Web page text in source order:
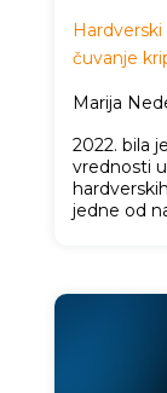
čuvanje
Marija
2022. bila
vrednosti
jedne od